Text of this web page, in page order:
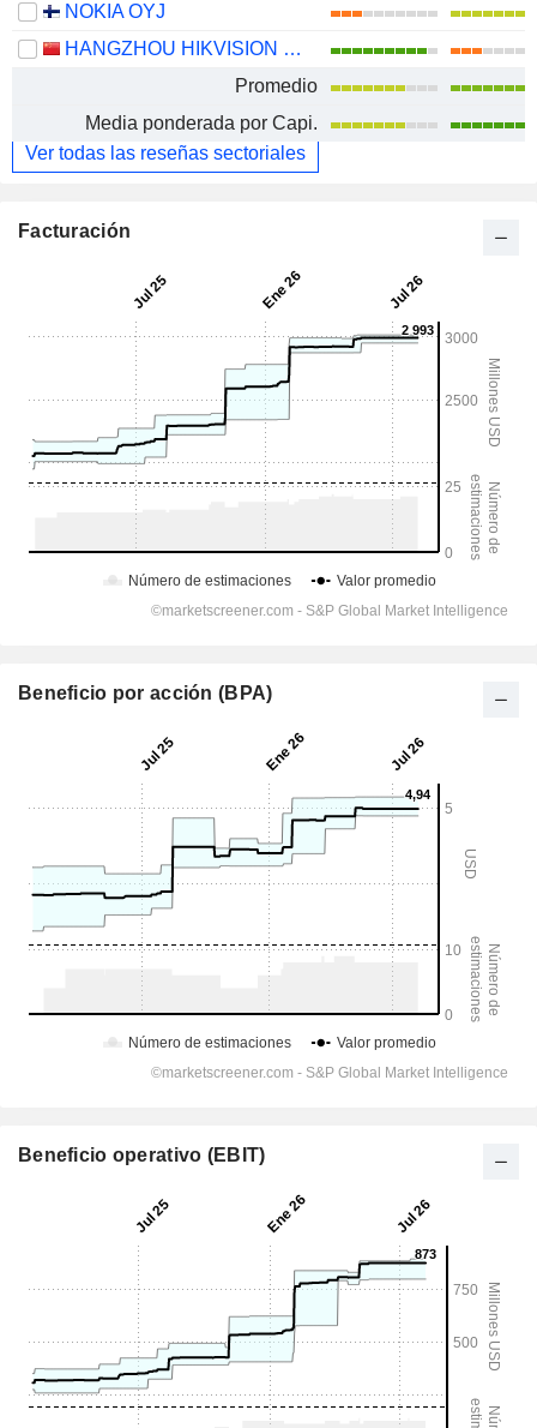
NOKIA OYJ
HANGZHOU HIKVISION DIGITAL TECHNOLOGY CO., LTD.
Promedio
Media ponderada por Capi.
Ver todas las reseñas sectoriales
Facturación
Beneficio por acción (BPA)
Beneficio operativo (EBIT)